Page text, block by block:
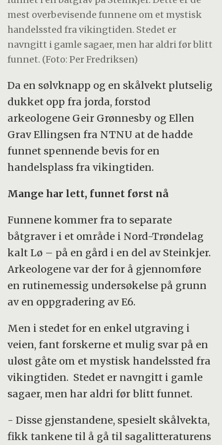
mest overbevisende funnene om et mystisk
handelssted fra vikingtiden. Stedet er
navngitt i gamle sagaer, men har aldri før blitt
funnet. (Foto: Per Fredriksen)
Da en sølvknapp og en skålvekt plutselig
dukket opp fra jorda, forstod
arkeologene Geir Grønnesby og Ellen
Grav Ellingsen fra NTNU at de hadde
funnet spennende bevis for en
handelsplass fra vikingtiden.
Mange har lett, funnet først nå
Funnene kommer fra to separate
båtgraver i et område i Nord-Trøndelag
kalt Lø – på en gård i en del av Steinkjer.
Arkeologene var der for å gjennomføre
en rutinemessig undersøkelse på grunn
av en oppgradering av E6.
Men i stedet for en enkel utgraving i
veien, fant forskerne et mulig svar på en
uløst gåte om et mystisk handelssted fra
vikingtiden. Stedet er navngitt i gamle
sagaer, men har aldri før blitt funnet.
- Disse gjenstandene, spesielt skålvekta,
fikk tankene til å gå til sagalitteraturens